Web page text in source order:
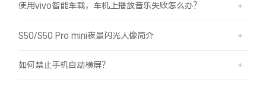
使用vivo智能车载，车机上播放音乐失败怎么办？
S50/S50 Pro mini夜景闪光人像简介
如何禁止手机自动横屏？